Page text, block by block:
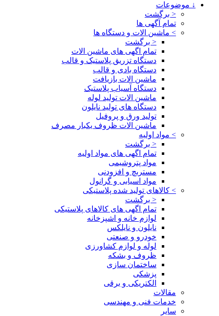
↓ موضوعات
< برگشت
تمام آگهی ها
> ماشین الات و دستگاه ها
< برگشت
تمام اگهی های ماشین الات
دستگاه تزریق پلاستیک و قالب
دستگاه بادی و قالب
ماشین الات بازیافت
دستگاه آسیاب پلاستیک
ماشین الات تولید لوله
دستگاه های تولید نایلون
تولید ورق و پروفیل
ماشین الات ظروف یکبار مصرف
> مواد اولیه
< برگشت
تمام اگهی های مواد اولیه
مواد پتروشیمی
مستربچ و افزودنی
مواد اسیابی و گرانول
> کالاهای تولید شده پلاستیکی
< برگشت
تمام اگهی های کالاهای پلاستیکی
لوازم خانه و اشپزخانه
نایلون و نایلکس
خودرو و صنعتی
لوله و لوازم کشاورزی
ظروف و بشکه
ساختمان سازی
پزشکی
الکتریکی و برقی
مقالات
خدمات فنی و مهندسی
سایر